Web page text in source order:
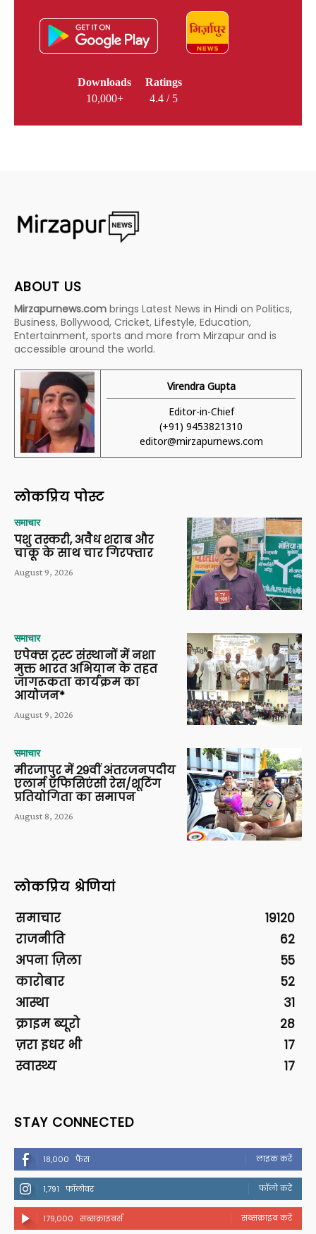
Downloads
10,000+
Ratings
4.4 / 5
ABOUT US
Mirzapurnews.com brings Latest News in Hindi on Politics,
Business, Bollywood, Cricket, Lifestyle, Education,
Entertainment, sports and more from Mirzapur and is
accessible around the world.
Virendra Gupta
Editor-in-Chief
(+91) 9453821310
editor@mirzapurnews.com
लोकप्रिय पोस्ट
समाचार
पशु तस्करी, अवैध शराब और
चाकू के साथ चार गिरफ्तार
August 9, 2026
समाचार
एपेक्स ट्रस्ट संस्थानों में नशा
मुक्त भारत अभियान के तहत
जागरूकता कार्यक्रम का
आयोजन*
August 9, 2026
समाचार
मीरजापुर में 29वीं अंतरजनपदीय
एलार्म एफिसिएंसी रेस/शूटिंग
प्रतियोगिता का समापन
August 8, 2026
लोकप्रिय श्रेणियां
समाचार
19120
राजनीति
62
अपना ज़िला
55
कारोबार
52
आस्था
31
क्राइम ब्यूरो
28
ज़रा इधर भी
17
स्वास्थ्य
17
STAY CONNECTED
18,000 फैंस लाइक करें
1,791 फॉलोवर फॉलो करें
179,000 सब्सक्राइबर्स सब्सक्राइब करें